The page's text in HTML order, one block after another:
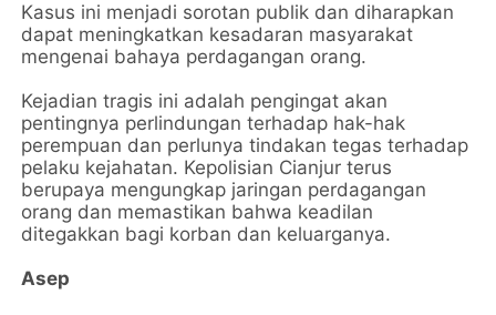
Kasus ini menjadi sorotan publik dan diharapkan
dapat meningkatkan kesadaran masyarakat
mengenai bahaya perdagangan orang.
Kejadian tragis ini adalah pengingat akan
pentingnya perlindungan terhadap hak-hak
perempuan dan perlunya tindakan tegas terhadap
pelaku kejahatan. Kepolisian Cianjur terus
berupaya mengungkap jaringan perdagangan
orang dan memastikan bahwa keadilan
ditegakkan bagi korban dan keluarganya.
Asep